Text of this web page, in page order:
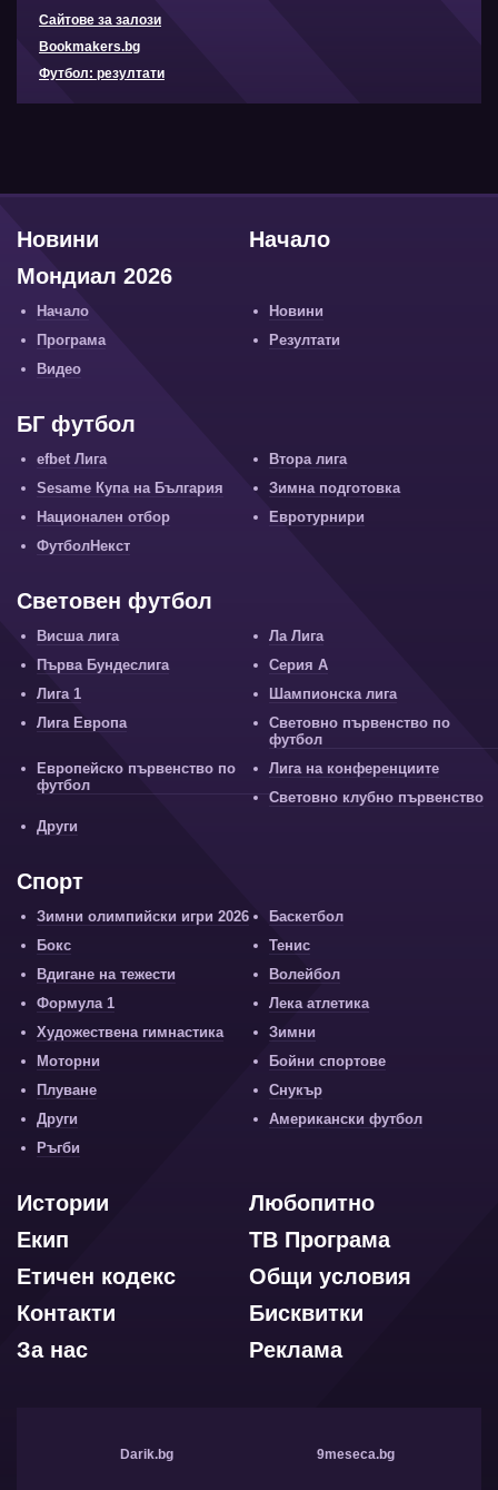
Сайтове за залози
Bookmakers.bg
Футбол: резултати
Начало
Новини
Мондиал 2026
Начало
Новини
Програма
Резултати
Видео
БГ футбол
efbet Лига
Втора лига
Sesame Купа на България
Зимна подготовка
Национален отбор
Евротурнири
ФутболНекст
Световен футбол
Висша лига
Ла Лига
Първа Бундеслига
Серия А
Лига 1
Шампионска лига
Лига Европа
Световно първенство по
футбол
Европейско първенство по
футбол
Лига на конференциите
Световно клубно първенство
Други
Спорт
Зимни олимпийски игри 2026
Баскетбол
Бокс
Тенис
Вдигане на тежести
Волейбол
Формула 1
Лека атлетика
Художествена гимнастика
Зимни
Моторни
Бойни спортове
Плуване
Снукър
Други
Американски футбол
Ръгби
Любопитно
Истории
ТВ Програма
Екип
Общи условия
Етичен кодекс
Бисквитки
Контакти
Реклама
За нас
Darik.bg 9meseca.bg